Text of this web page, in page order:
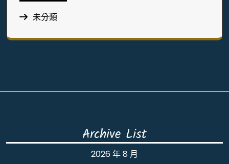
未分類
Archive List
2026 年 8 月